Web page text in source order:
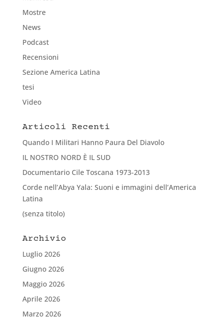
Mostre
News
Podcast
Recensioni
Sezione America Latina
tesi
Video
Articoli Recenti
Quando I Militari Hanno Paura Del Diavolo
IL NOSTRO NORD È IL SUD
Documentario Cile Toscana 1973-2013
Corde nell’Abya Yala: Suoni e immagini dell’America
Latina
(senza titolo)
Archivio
Luglio 2026
Giugno 2026
Maggio 2026
Aprile 2026
Marzo 2026